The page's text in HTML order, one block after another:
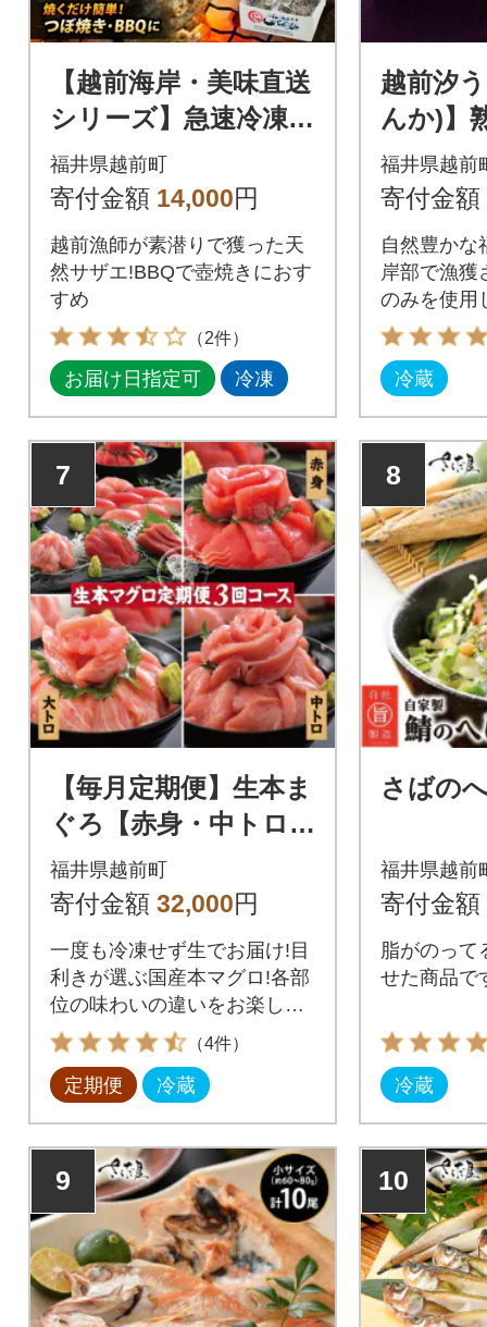
【越前海岸・美味直送
シリーズ】急速冷凍サ
ザエ 500g×4パック
福井県越前町
寄付金額 14,000円
越前漁師が素潜りで獲った天
然サザエ!BBQで壺焼きにおす
すめ
（2件）
お届け日指定可 冷凍
越前汐
んか)】
g
福井県越前
寄付金額
自然豊かな
岸部で漁獲
のみを使用
の一つとし
冷蔵
7
【毎月定期便】生本ま
ぐろ【赤身・中トロ・
大トロ】3種各150g全
3回
福井県越前町
寄付金額 32,000円
一度も冷凍せず生でお届け!目
利きが選ぶ国産本マグロ!各部
位の味わいの違いをお楽しみ
ください
（4件）
定期便 冷蔵
8
さばの
福井県越前
寄付金額
脂がのって
せた商品で
冷蔵
9 10